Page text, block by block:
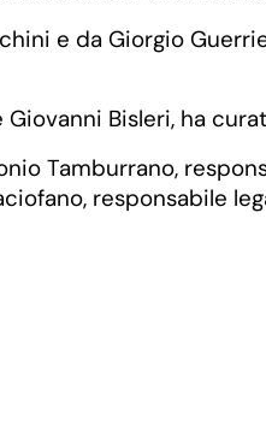
e da Giorgio
Bisleri, ha
Tamburrano,
responsabile